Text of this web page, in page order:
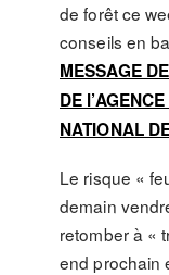
de forêt ce
conseils en
MESSAGE
DE
NATIONAL
Le risque «
demain
retomber à «
end prochain